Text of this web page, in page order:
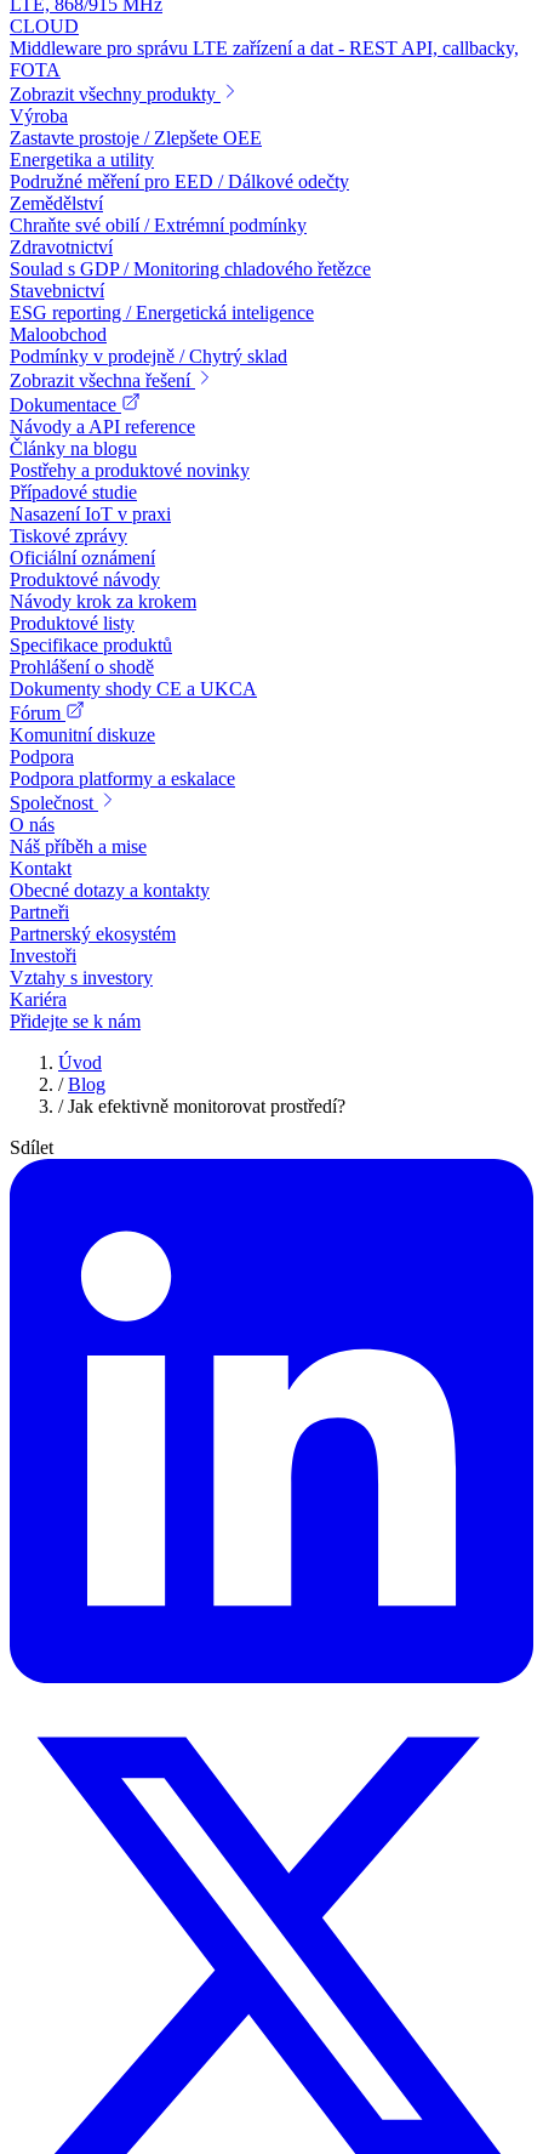
CLOUD
Middleware pro správu LTE zařízení a dat - REST API, callbacky,
FOTA
Zobrazit všechny produkty
Výroba
Zastavte prostoje / Zlepšete OEE
Energetika a utility
Podružné měření pro EED / Dálkové odečty
Zemědělství
Chraňte své obilí / Extrémní podmínky
Zdravotnictví
Soulad s GDP / Monitoring chladového řetězce
Stavebnictví
ESG reporting / Energetická inteligence
Maloobchod
Podmínky v prodejně / Chytrý sklad
Zobrazit všechna řešení
Dokumentace
Návody a API reference
Články na blogu
Postřehy a produktové novinky
Případové studie
Nasazení IoT v praxi
Tiskové zprávy
Oficiální oznámení
Produktové návody
Návody krok za krokem
Produktové listy
Specifikace produktů
Prohlášení o shodě
Dokumenty shody CE a UKCA
Fórum
Komunitní diskuze
Podpora
Podpora platformy a eskalace
Společnost
O nás
Náš příběh a mise
Kontakt
Obecné dotazy a kontakty
Partneři
Partnerský ekosystém
Investoři
Vztahy s investory
Kariéra
Přidejte se k nám
Úvod
/ Blog
/ Jak efektivně monitorovat prostředí?
Sdílet